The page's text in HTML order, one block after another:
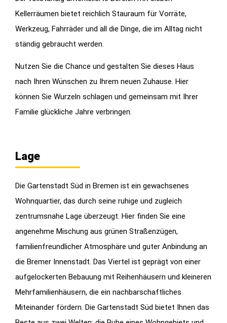
Kellerräumen bietet reichlich Stauraum für Vorräte,
Werkzeug, Fahrräder und all die Dinge, die im Alltag nicht
ständig gebraucht werden.
Nutzen Sie die Chance und gestalten Sie dieses Haus
nach Ihren Wünschen zu Ihrem neuen Zuhause. Hier
können Sie Wurzeln schlagen und gemeinsam mit Ihrer
Familie glückliche Jahre verbringen.
Lage
Die Gartenstadt Süd in Bremen ist ein gewachsenes
Wohnquartier, das durch seine ruhige und zugleich
zentrumsnahe Lage überzeugt. Hier finden Sie eine
angenehme Mischung aus grünen Straßenzügen,
familienfreundlicher Atmosphäre und guter Anbindung an
die Bremer Innenstadt. Das Viertel ist geprägt von einer
aufgelockerten Bebauung mit Reihenhäusern und kleineren
Mehrfamilienhäusern, die ein nachbarschaftliches
Miteinander fördern. Die Gartenstadt Süd bietet Ihnen das